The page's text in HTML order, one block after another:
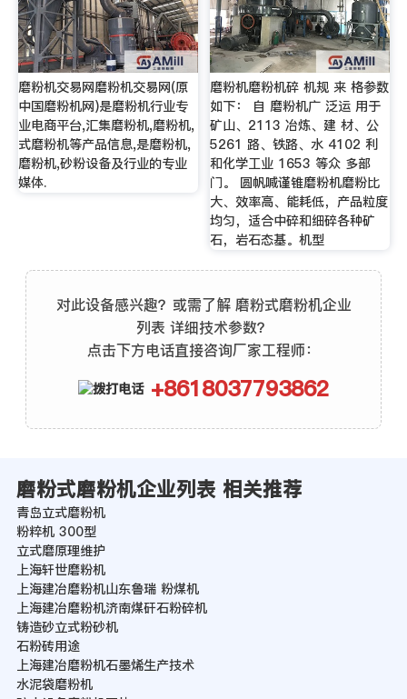
磨粉机交易网磨粉机交易网(原
中国磨粉机网)是磨粉机行业专
业电商平台,汇集磨粉机,磨粉机,
式磨粉机等产品信息,是磨粉机,
磨粉机,砂粉设备及行业的专业
媒体.
磨粉机磨粉机碎 机规 来 格参数
如下： 自 磨粉机广 泛运 用于
矿山、2113 冶炼、建 材、公
5261 路、铁路、水 4102 利
和化学工业 1653 等众 多部
门。 圆帆喊谨锥磨粉机磨粉比
大、效率高、能耗低，产品粒度
均匀，适合中碎和细碎各种矿
石，岩石态基。机型
对此设备感兴趣？或需了解 磨粉式磨粉机企业
列表 详细技术参数？
点击下方电话直接咨询厂家工程师：
+8618037793862
磨粉式磨粉机企业列表 相关推荐
青岛立式磨粉机
粉粹机 300型
立式磨原理维护
上海轩世磨粉机
上海建冶磨粉机山东鲁瑞 粉煤机
上海建冶磨粉机济南煤矸石粉碎机
铸造砂立式粉砂机
石粉砖用途
上海建冶磨粉机石墨烯生产技术
水泥袋磨粉机